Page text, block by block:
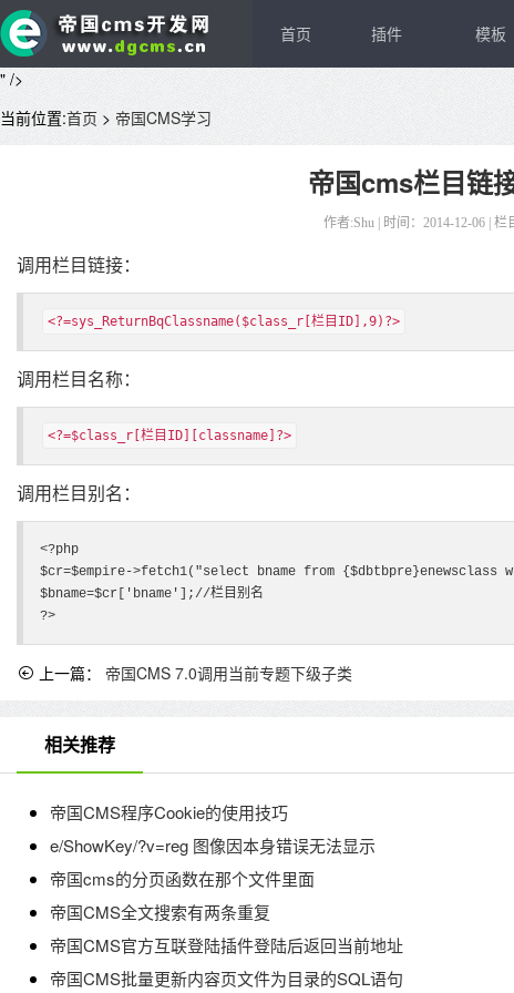
" />
首页 插件 模板
当前位置:首页 > 帝国CMS学习
帝国cms栏目链
作者:Shu 时间：2014-12-06 栏
调用栏目链接：
<?=sys_ReturnBqClassname($class_r[栏目ID],9)?>
调用栏目名称：
<?=$class_r[栏目ID][classname]?>
调用栏目别名：
<?php
$cr=$empire->fetch1("select bname from
$bname=$cr['bname'];//栏目别名
?>
上一篇： 帝国CMS 7.0调用当前专题下级子类
相关推荐
帝国CMS程序Cookie的使用技巧
e/ShowKey/?v=reg 图像因本身错误无法显示
帝国cms的分页函数在那个文件里面
帝国CMS全文搜索有两条重复
帝国CMS官方互联登陆插件登陆后返回当前地址
帝国CMS批量更新内容页文件为目录的SQL语句